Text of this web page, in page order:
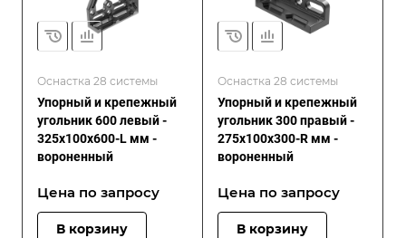
Оснастка 28 системы
Упорный и крепежный
угольник 600 левый -
325x100x600-L мм -
вороненный
Цена по запросу
В корзину
Оснастка 28 системы
Упорный и крепежный
угольник 300 правый -
275x100x300-R мм -
вороненный
Цена по запросу
В корзину